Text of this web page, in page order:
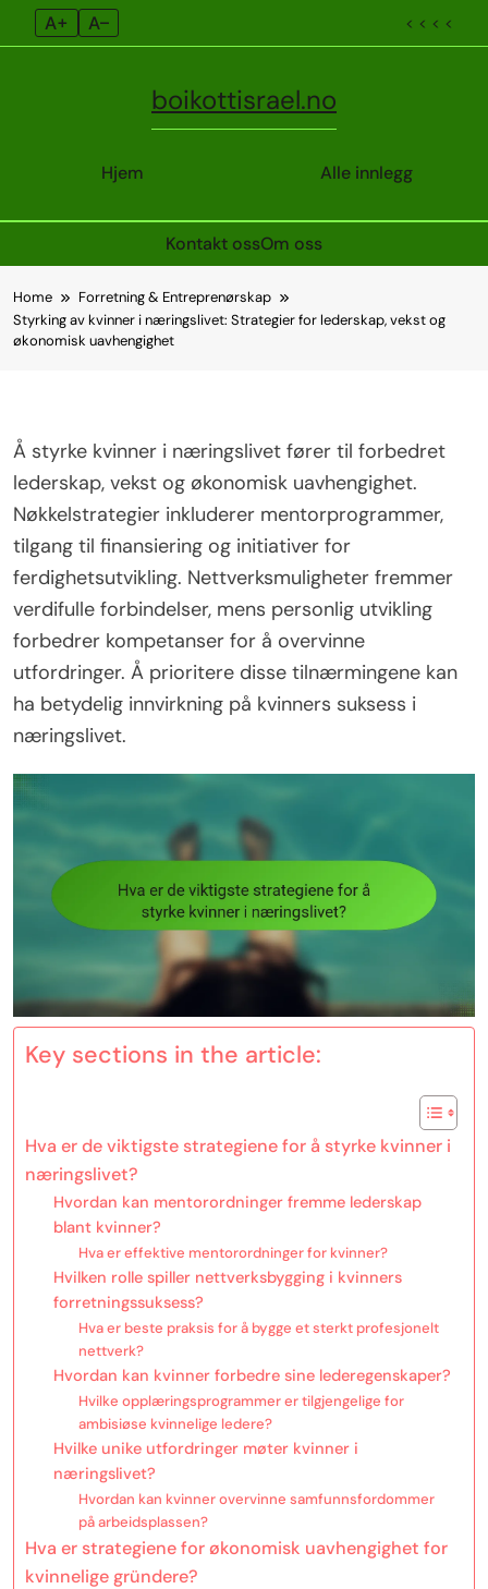
A+ A– < < < <
Hjem
boikottisrael.no
Alle innlegg
Kontakt ossOm oss
to
content
Home
Forretning & Entreprenørskap
Styrking av kvinner i næringslivet: Strategier for lederskap, vekst og
økonomisk uavhengighet
Å styrke kvinner i næringslivet fører til forbedret
lederskap, vekst og økonomisk uavhengighet.
Nøkkelstrategier inkluderer mentorprogrammer,
tilgang til finansiering og initiativer for
ferdighetsutvikling. Nettverksmuligheter fremmer
verdifulle forbindelser, mens personlig utvikling
forbedrer kompetanser for å overvinne
utfordringer. Å prioritere disse tilnærmingene kan
ha betydelig innvirkning på kvinners suksess i
næringslivet.
Key sections in the article:
Hva er de viktigste strategiene for å styrke kvinner i
næringslivet?
Hvordan kan mentorordninger fremme lederskap
blant kvinner?
Hva er effektive mentorordninger for kvinner?
Hvilken rolle spiller nettverksbygging i kvinners
forretningssuksess?
Hva er beste praksis for å bygge et sterkt profesjonelt
nettverk?
Hvordan kan kvinner forbedre sine lederegenskaper?
Hvilke opplæringsprogrammer er tilgjengelige for
ambisiøse kvinnelige ledere?
Hvilke unike utfordringer møter kvinner i
næringslivet?
Hvordan kan kvinner overvinne samfunnsfordommer
på arbeidsplassen?
Hva er strategiene for økonomisk uavhengighet for
kvinnelige gründere?